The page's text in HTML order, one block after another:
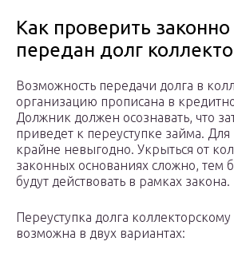
Как проверить
передан долг
Возможность передачи долга в
организацию прописана в
Должник должен осознавать, что
приведет к переуступке займа. Для
крайне невыгодно. Укрыться от
законных основаниях сложно, тем
будут действовать в рамках закона.
Переуступка долга коллекторскому
возможна в двух вариантах: